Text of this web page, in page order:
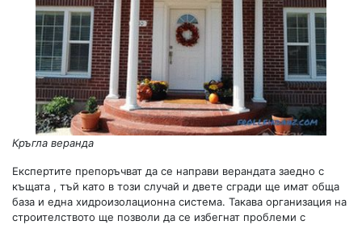
Кръгла веранда
Експертите препоръчват да се направи верандата заедно с
къщата , тъй като в този случай и двете сгради ще имат обща
база и една хидроизолационна система. Такава организация на
строителството ще позволи да се избегнат проблеми с